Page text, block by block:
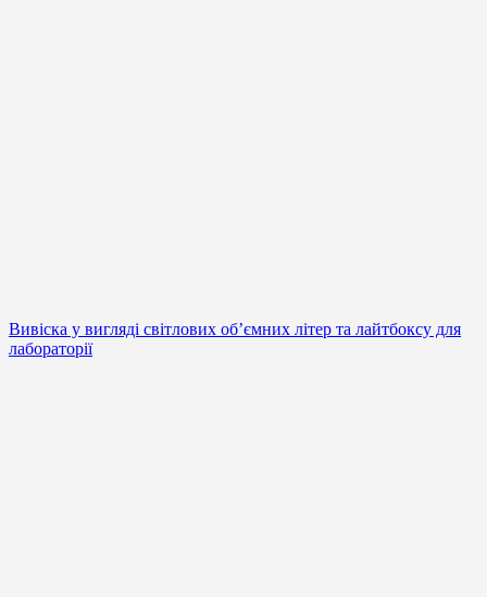
Вивіска у вигляді світлових об’ємних літер та лайтбоксу для
лабораторії